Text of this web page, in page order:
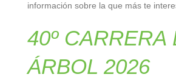
información sobre la que más te
40º CARRERA
ÁRBOL 2026